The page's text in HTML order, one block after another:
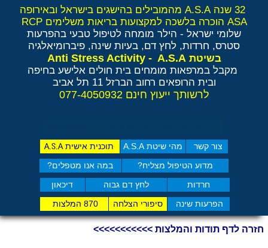
צור קשר מהי שיטת A.S.A תוכנית אישיתA.S.A
חרדות לחץ דם גבוה דיכאון
מדוע הטיפול מצליח? במה אנו מטפלים?
הפרעות שינה סיפורי הצלחה 870 המלצות
32 שנה A.S.A מהמובילים בהישגים בישראל ובאירופה
ASA הוכרה בלשכה למקצועות בריאות משלימים RCP
שלומי ישראל - הילר מומחה לטיפול טבעי בהפרעות
סטרס, חרדות, לחץ דם, בעיות שינה, פיברומיאלגיה
בשיטת Anti Stress Activity - A.S.A
מקבל במרפאות מומחים בית חולים אלישע בחיפה
ובית הרופאים רחוב הברזל 11 תל אביב
לרשותך ייעוץ חינם 077-4050932
חזרה לדף תודות והמלצות >>>>>>>>>>>